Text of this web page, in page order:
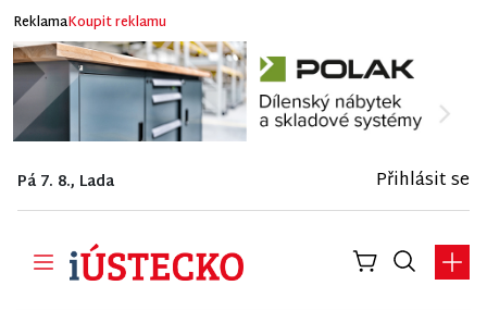
ReklamaKoupit reklamu
Pá 7. 8., Lada Přihlásit se